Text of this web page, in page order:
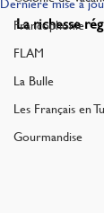
Francophonie
FLAM
La Bulle
Les Français en
Gourmandise
La richesse